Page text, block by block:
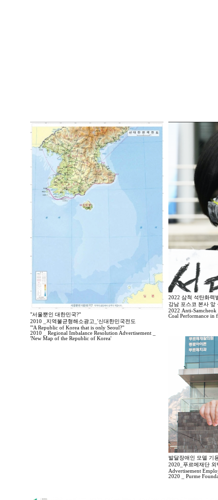
"서울뿐인 대한민국?"
2010 _지역불균형해소광고_'신대한민국전도
'"A Republic of Korea that is only Seoul?"
2010 _ Regional Imbalance Resolution Advertisement _
'New Map of the Republic of Korea'
2022 삼척 석탄화력
강남 포스코 본사 앞
2022 Anti-Samcheok
Coal Performance in
발달장애인 모델 기
2020_푸르메재단
Advertisement
2020 _ Purme